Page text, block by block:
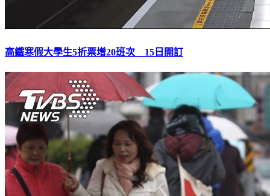
高鐵寒假大學生5折票增20班次 15日開訂